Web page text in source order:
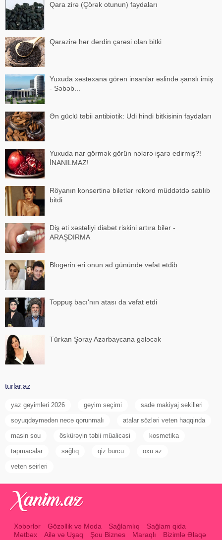
Qara zirə (Çörək otunun) faydaları
Qarazirə hər dərdin çarəsi olan bitki
Yuxuda xəstəxana görən insanlar əslində şanslı imiş
- Səbəb...
Ən güclü təbii antibiotik: Udi hindi bitkisinin faydaları
Yuxuda nar görmək görün nələrə işarə edirmiş?!
İNANILMAZ!
Röyanın konsertinə biletlər rekord müddətdə satılıb
bitdi
Diş əti xəstəliyi diabet riskini artıra bilər -
ARAŞDIRMA
Blogerin əri onun ad günündə vəfat etdib
Toppuş bacı'nın atası da vəfat etdi
Türkan Şoray Azərbaycana gələcək
turlar.az
yaz geyimleri 2026 geyim seçimi sade makiyaj sekilleri
soyuqdəymədən necə qorunmalı atalar sözləri veten haqqinda
masin sou öskürəyin təbii müalicəsi kosmetika
tapmacalar sağlıq qiz burcu oxu az
veten seirleri
Xəbərlər Gözəllik və Moda Sağlamlıq
Sağlam qida
Mətbəx
Ailə və Uşaq Şou Biznes Maraqlı Bizimlə Əlaqə